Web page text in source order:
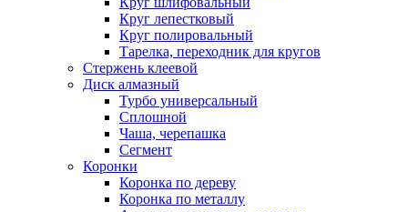
Круг лепестковый
Круг полировальный
Тарелка, переходник для кругов
Стержень клеевой
Диск алмазный
Турбо универсальный
Сплошной
Чаша, черепашка
Сегмент
Коронки
Коронка по дереву
Коронка по металлу